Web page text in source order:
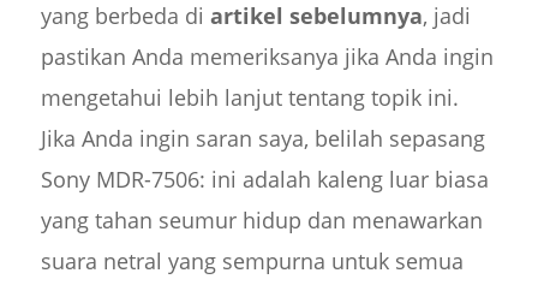
yang berbeda di artikel sebelumnya, jadi
pastikan Anda memeriksanya jika Anda ingin
mengetahui lebih lanjut tentang topik ini.
Jika Anda ingin saran saya, belilah sepasang
Sony MDR-7506: ini adalah kaleng luar biasa
yang tahan seumur hidup dan menawarkan
suara netral yang sempurna untuk semua